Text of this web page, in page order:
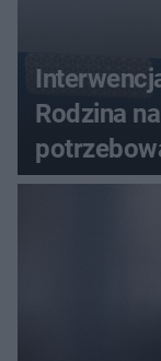
Rodzina